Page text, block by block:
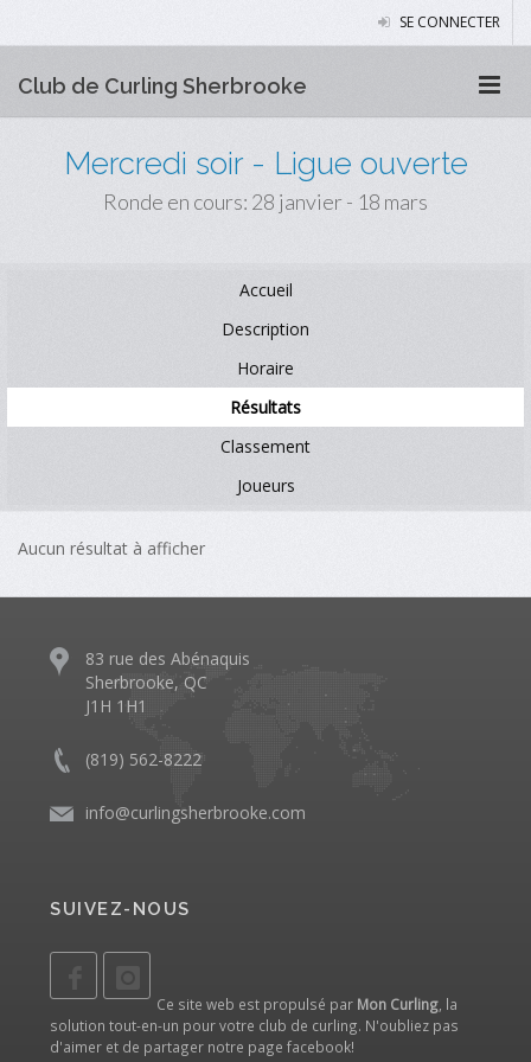
SE CONNECTER
Club de Curling Sherbrooke
Mercredi soir - Ligue ouverte
Ronde en cours: 28 janvier - 18 mars
Accueil
Description
Horaire
Résultats
Classement
Joueurs
Aucun résultat à afficher
83 rue des Abénaquis
Sherbrooke, QC
J1H 1H1
(819) 562-8222
info@curlingsherbrooke.com
SUIVEZ-NOUS
Ce site web est propulsé par Mon Curling, la
solution tout-en-un pour votre club de curling. N'oubliez pas
d'aimer et de partager notre page facebook!